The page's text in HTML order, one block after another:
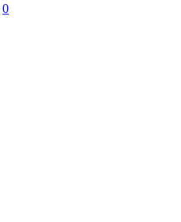
0